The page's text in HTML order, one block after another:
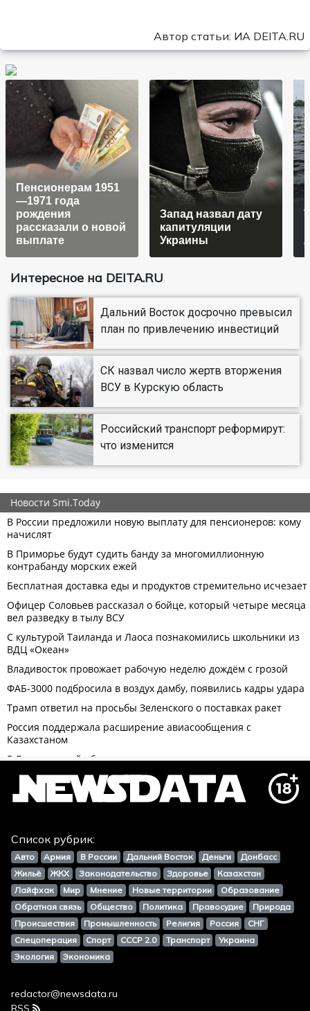
Автор статьи: ИА DEITA.RU
Пенсионерам 1951
—1971 года
рождения
рассказали о новой
выплате
Запад назвал дату
капитуляции
Украины
Интересное на DEITA.RU
Дальний Восток досрочно превысил
план по привлечению инвестиций
СК назвал число жертв вторжения
ВСУ в Курскую область
Российский транспорт реформирут:
что изменится
Список рубрик:
Авто Армия В России Дальний Восток Деньги
Донбасс
Жильё
ЖКХ Законодательство Здоровье
Казахстан
Лайфхак
Мир Мнение Новые территории
Образование
Обратная связь
Общество Политика Правосудие
Природа
Происшествия
Промышленность Религия Россия
СНГ
Спецоперация
Спорт СССР 2.0 Транспорт
Украина
Экология
Экономика
redactor@newsdata.ru
RSS